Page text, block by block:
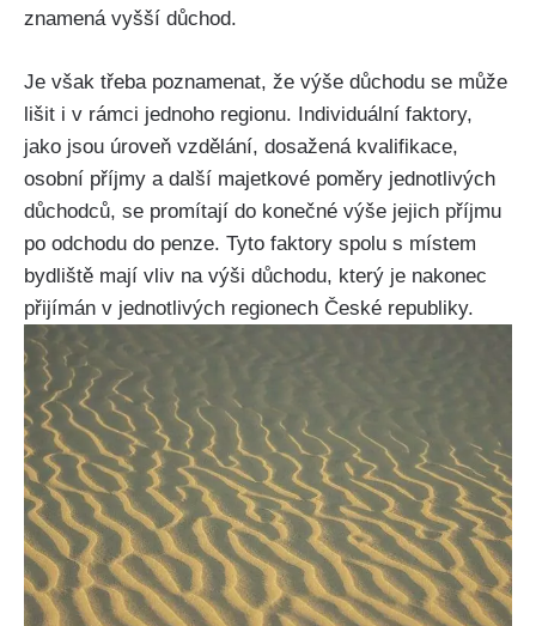
znamená vyšší důchod.
Je však třeba poznamenat, že výše důchodu se může
lišit i v rámci jednoho regionu. Individuální faktory,
jako jsou úroveň vzdělání, dosažená kvalifikace,
osobní příjmy a další majetkové poměry jednotlivých
důchodců, se promítají do konečné výše jejich příjmu
po odchodu do penze. Tyto faktory spolu s místem
bydliště mají vliv na výši důchodu, který je nakonec
přijímán v jednotlivých regionech České republiky.